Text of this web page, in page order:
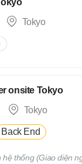
Tokyo
onsite Tokyo
Tokyo
Back End
hệ thống (Giao diện